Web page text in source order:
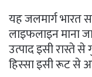
यह जलमार्ग भारत
लाइफलाइन माना
उत्पाद इसी रास्ते
हिस्सा इसी रूट से